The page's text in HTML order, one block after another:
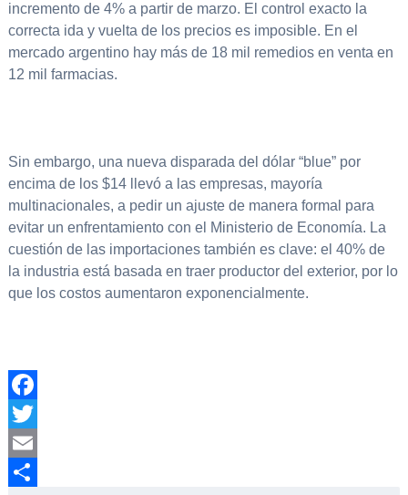
incremento de 4% a partir de marzo. El control exacto la
correcta ida y vuelta de los precios es imposible. En el
mercado argentino hay más de 18 mil remedios en venta en
12 mil farmacias.
Sin embargo, una nueva disparada del dólar “blue” por
encima de los $14 llevó a las empresas, mayoría
multinacionales, a pedir un ajuste de manera formal para
evitar un enfrentamiento con el Ministerio de Economía. La
cuestión de las importaciones también es clave: el 40% de
la industria está basada en traer productor del exterior, por lo
que los costos aumentaron exponencialmente.
Facebook
Twitter
Email